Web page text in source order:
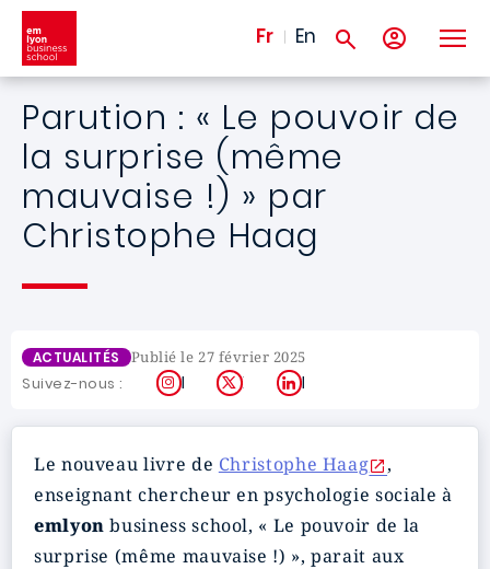
Aller au contenu principal
Fr En
Parution : « Le pouvoir de
la surprise (même
mauvaise !) » par
Christophe Haag
ACTUALITÉS Publié le 27 février 2025
Suivez-nous : Instagram
X LinkedIn
Le nouveau livre de Christophe Haag
,
enseignant chercheur en psychologie sociale à
emlyon business school, « Le pouvoir de la
surprise (même mauvaise !) », parait aux